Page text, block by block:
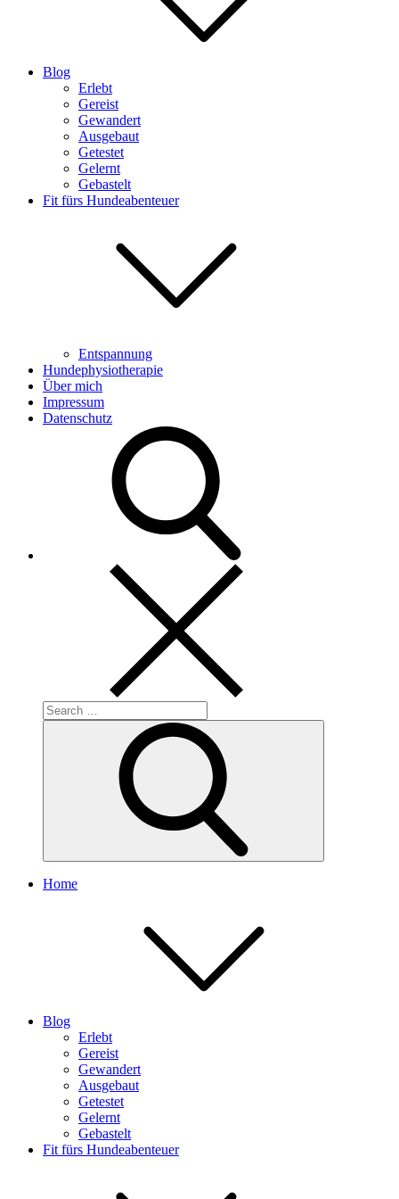
Blog
Erlebt
Gereist
Gewandert
Ausgebaut
Getestet
Gelernt
Gebastelt
Fit fürs Hundeabenteuer
Entspannung
Hundephysiotherapie
Über mich
Impressum
Datenschutz
Search
for:
Home
Blog
Erlebt
Gereist
Gewandert
Ausgebaut
Getestet
Gelernt
Gebastelt
Fit fürs Hundeabenteuer